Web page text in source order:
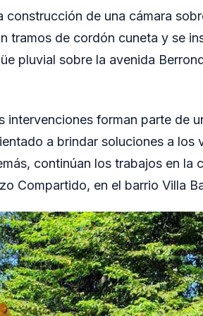
construcción de una cámara
tramos de cordón cuneta y se
pluvial sobre la avenida
intervenciones forman parte de
a brindar soluciones a los
continúan los trabajos en la
Compartido, en el barrio Villa